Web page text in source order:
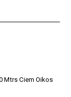
Mtrs Ciem Oikos